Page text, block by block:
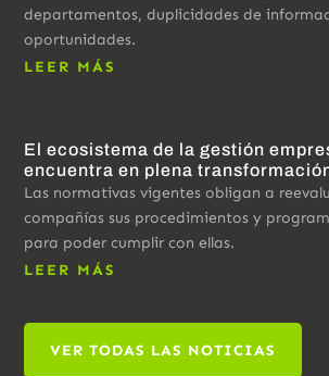
departamentos, duplicidades de
oportunidades.
LEER MÁS
El ecosistema de la gestión
encuentra en plena
Las normativas vigentes obligan a
compañías sus procedimientos y
para poder cumplir con ellas.
LEER MÁS
VER TODAS LAS NOTICIAS